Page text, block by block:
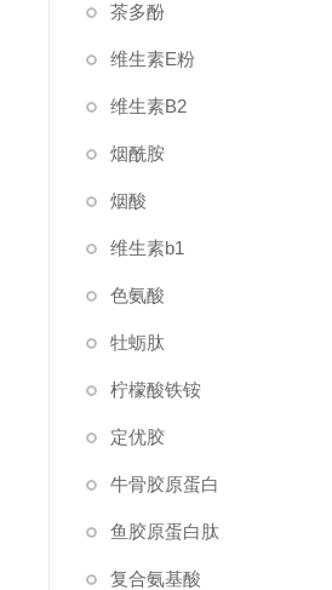
茶多酚
维生素E粉
维生素B2
烟酰胺
烟酸
维生素b1
色氨酸
牡蛎肽
柠檬酸铁铵
定优胶
牛骨胶原蛋白
鱼胶原蛋白肽
复合氨基酸